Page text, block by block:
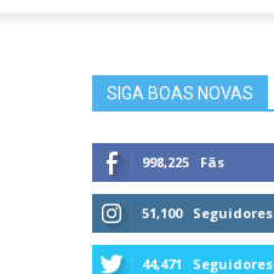
SIGA BOAS NOVAS
998,225 Fãs
51,100 Seguidores
44,471 Seguidores